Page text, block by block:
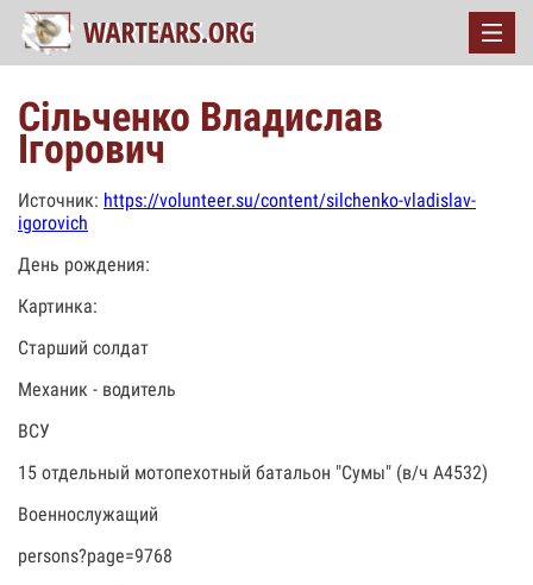
Сільченко Владислав
Ігорович
Источник: https://volunteer.su/content/silchenko-vladislav-
igorovich
День рождения:
Картинка:
Старший солдат
Механик - водитель
ВСУ
15 отдельный мотопехотный батальон "Сумы" (в/ч А4532)
Военнослужащий
persons?page=9768